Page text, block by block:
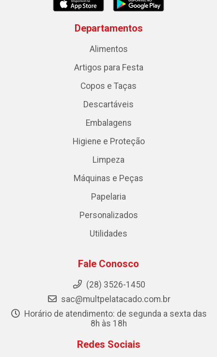
Departamentos
Alimentos
Artigos para Festa
Copos e Taças
Descartáveis
Embalagens
Higiene e Proteção
Limpeza
Máquinas e Peças
Papelaria
Personalizados
Utilidades
Fale Conosco
(28) 3526-1450
sac@multpelatacado.com.br
Horário de atendimento: de segunda a sexta das
8h às 18h
Redes Sociais